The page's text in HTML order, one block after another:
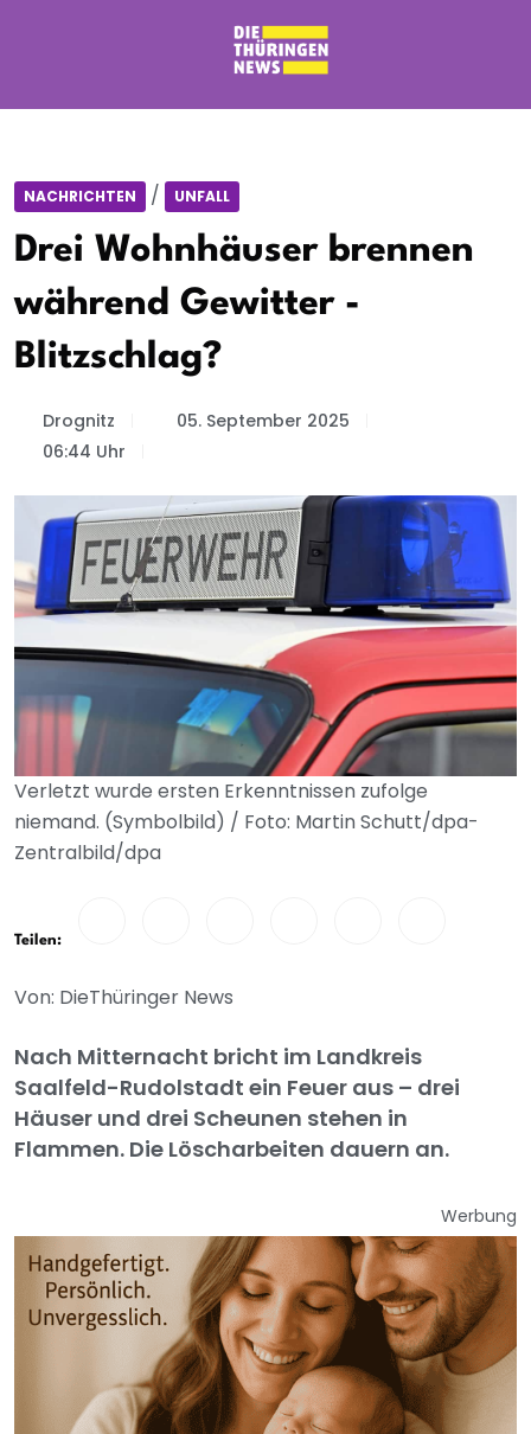
NACHRICHTEN / UNFALL
Drei Wohnhäuser brennen
während Gewitter -
Blitzschlag?
Drognitz
05. September 2025
06:44 Uhr
Verletzt wurde ersten Erkenntnissen zufolge
niemand. (Symbolbild) / Foto: Martin Schutt/dpa-
Zentralbild/dpa
Teilen:
Von: DieThüringer News
Nach Mitternacht bricht im Landkreis
Saalfeld-Rudolstadt ein Feuer aus – drei
Häuser und drei Scheunen stehen in
Flammen. Die Löscharbeiten dauern an.
Werbung